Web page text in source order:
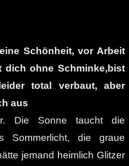
Schönheit, vor Arbeit
dich ohne Schminke,bist
total verbaut, aber
aus
Die Sonne taucht die
Sommerlicht, die graue
jemand heimlich Glitzer